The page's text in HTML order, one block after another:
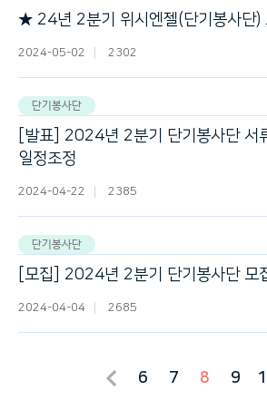
★ 24년 2분기 위시엔젤(단기봉사단)
2024-05-02 2302
단기봉사단
[발표] 2024년 2분기 단기봉사단 서
일정조정 完
2024-04-22 2385
단기봉사단
[모집] 2024년 2분기 단기봉사단
2024-04-04 2685
6 7 8 9